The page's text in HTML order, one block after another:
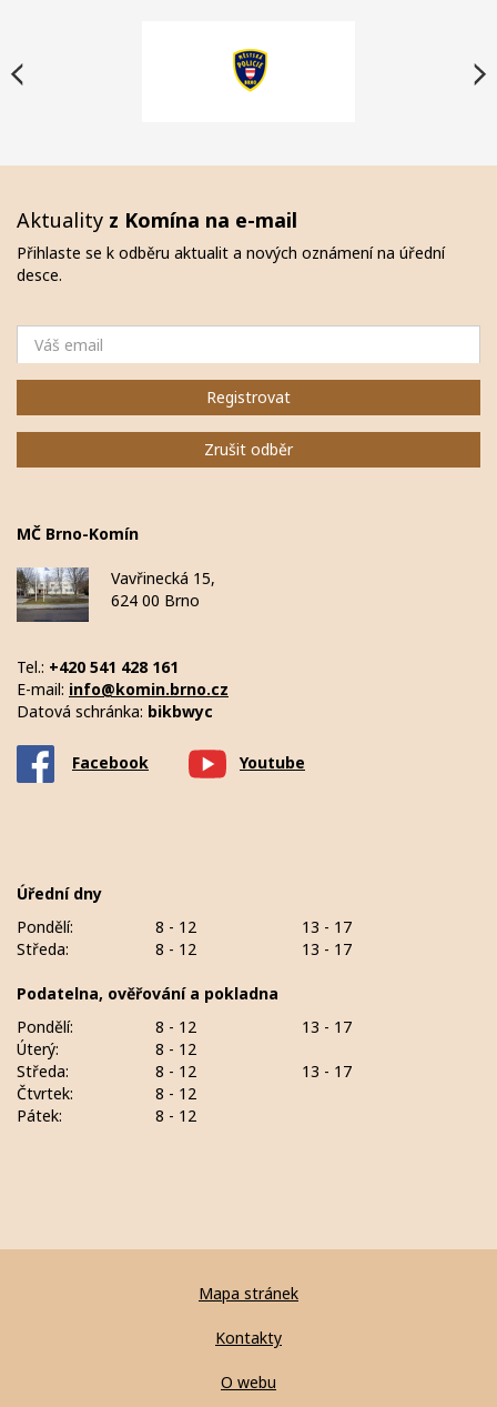
Aktuality z Komína na e-mail
Přihlaste se k odběru aktualit a nových oznámení na úřední
desce.
Registrovat
Zrušit odběr
MČ Brno-Komín
Vavřinecká 15,
624 00 Brno
Tel.: +420 541 428 161
E-mail: info@komin.brno.cz
Datová schránka: bikbwyc
Facebook Youtube
Úřední dny
Pondělí:
8 - 12
13 - 17
Středa:
8 - 12 13 - 17
Podatelna, ověřování a pokladna
Pondělí:
8 - 12
13 - 17
Úterý:
8 - 12
Středa:
8 - 12
13 - 17
Čtvrtek:
8 - 12
Pátek:
8 - 12
Mapa stránek
Kontakty
O webu